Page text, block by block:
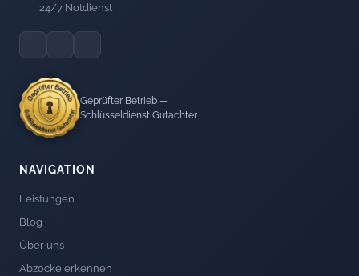
24/7 Notdienst
Geprüfter Betrieb —
Schlüsseldienst Gutachter
NAVIGATION
Leistungen
Blog
Über uns
Abzocke erkennen